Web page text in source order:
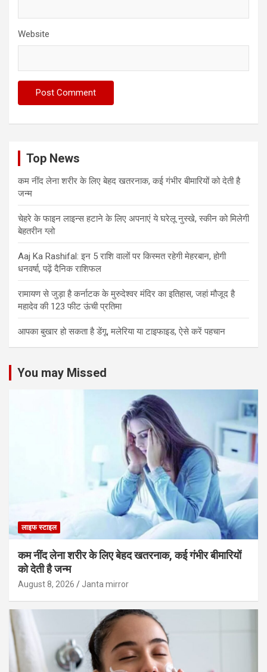
Website
Top News
कम नींद लेना शरीर के लिए बेहद खतरनाक, कई गंभीर बीमारियों को देती है
जन्म
चेहरे के फाइन लाइन्स हटाने के लिए अपनाएं ये घरेलू नुस्खे, स्कीन को मिलेगी
बेहतरीन ग्लो
Aaj Ka Rashifal: इन 5 राशि वालों पर किस्मत रहेगी मेहरबान, होगी
धनवर्षा, पढ़ें दैनिक राशिफल
रामायण से जुड़ा है कर्नाटक के मुरुदेश्वर मंदिर का इतिहास, जहां मौजूद है
महादेव की 123 फीट ऊंची प्रतिमा
आपका बुखार हो सकता है डेंगू, मलेरिया या टाइफाइड, ऐसे करें पहचान
You may Missed
लाइफ स्टाइल
कम नींद लेना शरीर के लिए बेहद खतरनाक, कई गंभीर बीमारियों
को देती है जन्म
August 8, 2026 Janta mirror